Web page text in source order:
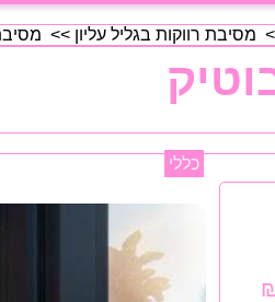
מסיבת רווקות בגליל עליון >>
כללי